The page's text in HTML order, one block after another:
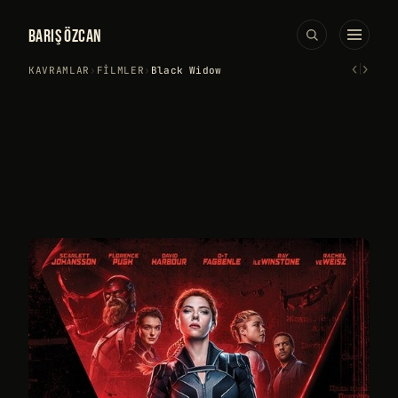
BARIŞ ÖZCAN
KAVRAMLAR › FILMLER › Black Widow ‹›